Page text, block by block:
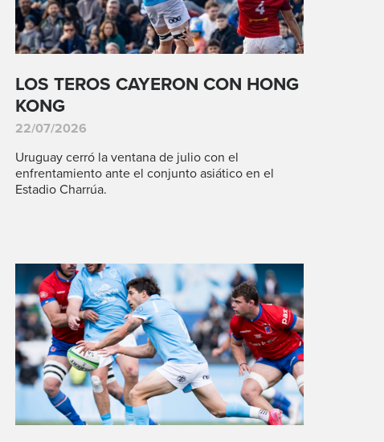
LOS TEROS CAYERON CON HONG
KONG
22/07/2026
Uruguay cerró la ventana de julio con el
enfrentamiento ante el conjunto asiático en el
Estadio Charrúa.